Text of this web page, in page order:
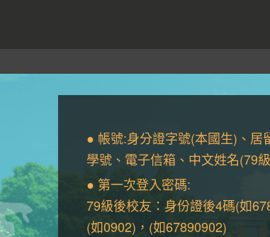
● 帳號:身分證字號(本國生)、居
學號、電子信箱、中文姓名(79
● 第一次登入密碼:
79級後校友：身份證後4碼(如
(如0902)，(如67890902)